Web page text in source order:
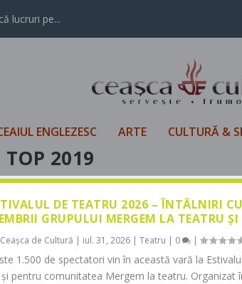
lucruri pe...
ENGLEZESC ARTE CULTURĂ &
TOP 2019
DE TEATRU 2026 – ÎNTÂLNIRI
GRUPULUI MERGEM LA TEATRU ȘI
Ceașca de Cultură | iul. 31, 2026 |Teatru | 0 |
1.500 de spectatori vin în această vară la
pentru comunitatea Mergem la teatru. Organizat